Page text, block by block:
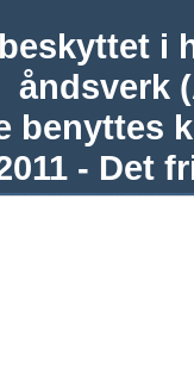
i
åndsverk
benyttes
- Det